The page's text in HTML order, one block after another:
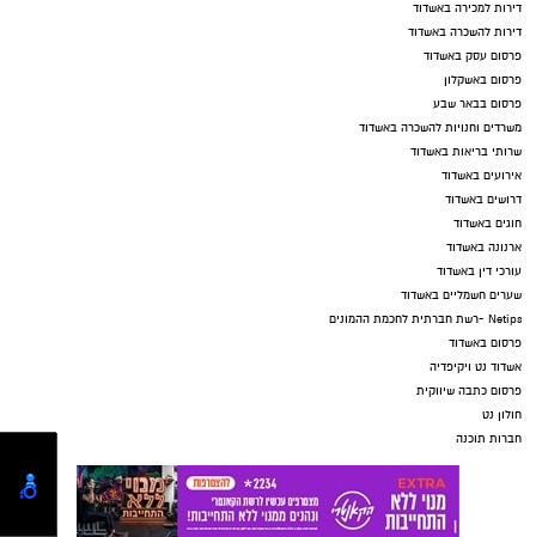
דירות למכירה באשדוד
דירות להשכרה באשדוד
פרסום עסק באשדוד
פרסום באשקלון
פרסום בבאר שבע
משרדים וחנויות להשכרה באשדוד
שרותי בריאות באשדוד
אירועים באשדוד
דרושים באשדוד
חוגים באשדוד
ארנונה באשדוד
עורכי דין באשדוד
שערים חשמליים באשדוד
Netips -רשת חברתית לחכמת ההמונים
פרסום באשדוד
אשדוד נט ויקיפדיה
פרסום כתבה שיווקית
חולון נט
חברות תוכנה